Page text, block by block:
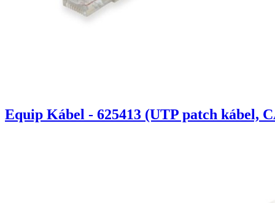
Equip Kábel - 625413 (UTP patch kábel,